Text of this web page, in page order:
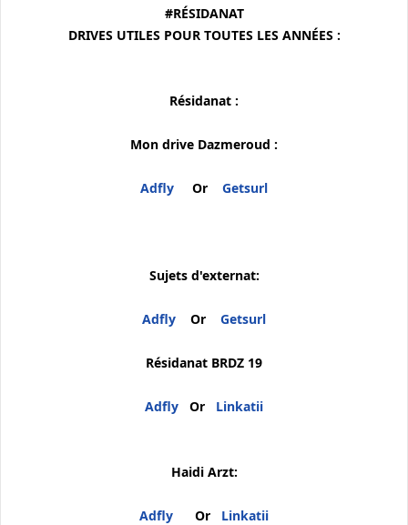
#RÉSIDANAT
DRIVES UTILES POUR TOUTES LES ANNÉES :
Résidanat :
Mon drive Dazmeroud :
Adfly Or Getsurl
Sujets d'externat:
Adfly Or Getsurl
Résidanat BRDZ 19
Adfly Or Linkatii
Haidi Arzt:
Adfly Or Linkatii